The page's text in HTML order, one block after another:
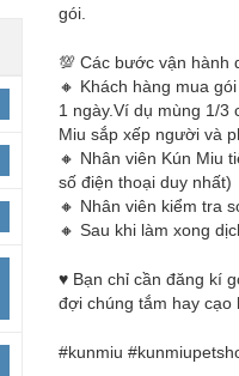
gói.
💯 Các bước vận hành
🔸 Khách hàng mua
1 ngày.Ví dụ mùng 1/3
Miu sắp xếp người và
🔸 Nhân viên Kún Miu
số điện thoại duy nhất)
🔸 Nhân viên kiểm tra
🔸 Sau khi làm xong
♥️ Bạn chỉ cần đăng kí
đợi chúng tắm hay cạo
#kunmiu